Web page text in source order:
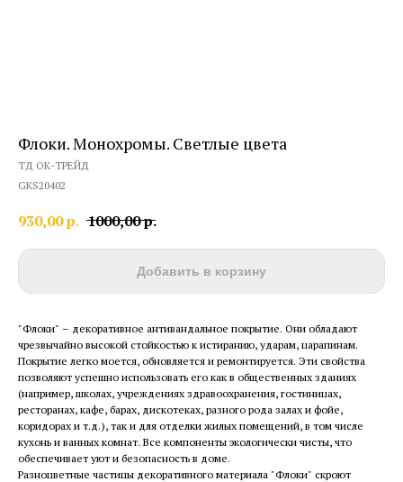
Флоки. Монохромы. Светлые цвета
ТД ОК-ТРЕЙД
GKS20402
930,00р. 1000,00р.
Добавить в корзину
"Флоки" – декоративное антивандальное покрытие. Они обладают
чрезвычайно высокой стойкостью к истиранию, ударам, царапинам.
Покрытие легко моется, обновляется и ремонтируется. Эти свойства
позволяют успешно использовать его как в общественных зданиях
(например, школах, учреждениях здравоохранения, гостиницах,
ресторанах, кафе, барах, дискотеках, разного рода залах и фойе,
коридорах и т.д.), так и для отделки жилых помещений, в том числе
кухонь и ванных комнат. Все компоненты экологически чисты, что
обеспечивает уют и безопасность в доме.
Разноцветные частицы декоративного материала "Флоки" скроют